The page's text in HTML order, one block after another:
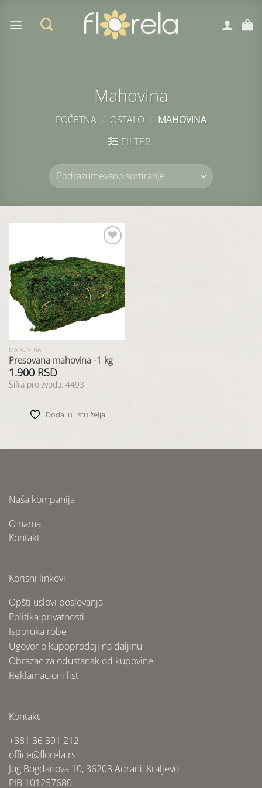
Mahovina
POČETNA / OSTALO / MAHOVINA
FILTER
Dodaj
u listu
želja
MAHOVINA
Presovana mahovina -1 kg
1.900 RSD
Šifra proizvoda: 4493
Dodaj u listu želja
Naša kompanija
O nama
Kontakt
Korisni linkovi
Opšti uslovi poslovanja
Politika privatnosti
Isporuka robe
Ugovor o kupoprodaji na daljinu
Obrazac za odustanak od kupovine
Reklamacioni list
Kontakt
+381 36 391 212
office@florela.rs
Jug Bogdanova 10, 36203 Adrani, Kraljevo
PIB 101257680